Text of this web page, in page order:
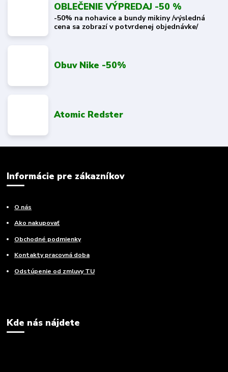
OBLEČENIE VÝPREDAJ -50 %
-50% na nohavice a bundy mikiny /výsledná
cena sa zobrazí v potvrdenej objednávke/
Obuv Nike -50%
Atomic Redster
Informácie pre zákazníkov
O nás
Ako nakupovať
Obchodné podmienky
Kontakty pracovná doba
Odstúpenie od zmluvy TU
Kde nás nájdete